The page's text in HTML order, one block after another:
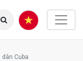
Cuba